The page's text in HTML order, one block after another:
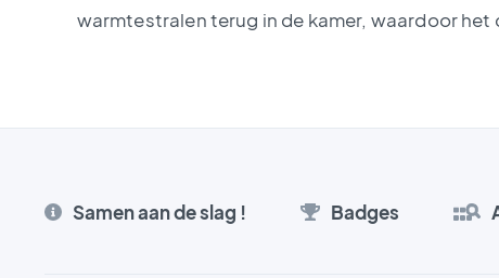
warmtestralen terug in de kamer, waardoor
Samen aan de slag ! Badges